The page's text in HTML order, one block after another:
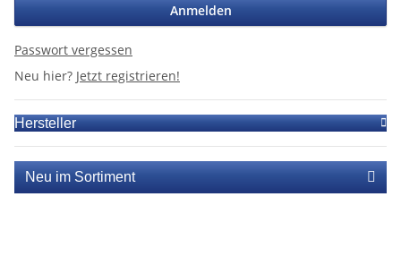
Anmelden
Passwort vergessen
Neu hier? Jetzt registrieren!
Hersteller
Neu im Sortiment